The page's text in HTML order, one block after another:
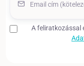
A feliratkozással